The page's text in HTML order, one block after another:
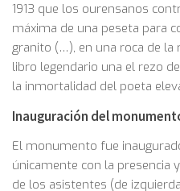
1913 que los ourensanos
máxima de una peseta para
granito (…), en una roca de la
libro legendario una el rezo
la inmortalidad del poeta
Inauguración del
El monumento fue
únicamente con la presencia
de los asistentes (de